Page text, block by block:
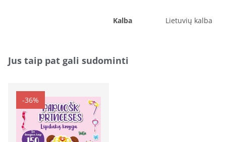
Kalba Lietuvių kalba
Jus taip pat gali sudominti
-36%